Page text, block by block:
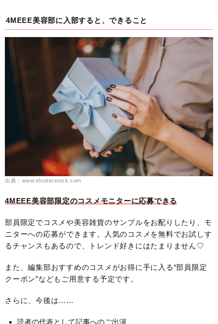
4MEEE美容部に入部すると、できること
出典：www.shutterstock.com
4MEEE美容部限定のコスメモニターに応募できる
部員限定でコスメや美容雑貨のサンプルをお配りしたり、モ
ニターへの応募ができます。人気のコスメを無料でお試しす
るチャンスもあるので、トレンド好きにはたまりません♡
また、編集部おすすめのコスメがお得に手に入る“部員限定
クーポン”などもご用意する予定です。
さらに、今後は……
読者の代表として記事へのご出演